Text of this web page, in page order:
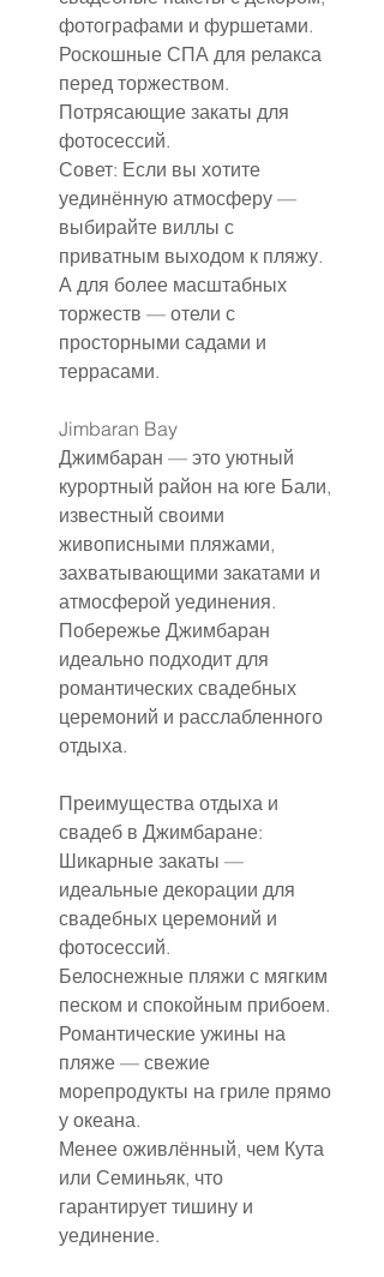
фотографами и фуршетами.
Роскошные СПА для релакса
перед торжеством.
Потрясающие закаты для
фотосессий.
Совет: Если вы хотите
уединённую атмосферу —
выбирайте виллы с
приватным выходом к пляжу.
А для более масштабных
торжеств — отели с
просторными садами и
террасами.
Jimbaran Bay
Джимбаран — это уютный
курортный район на юге Бали,
известный своими
живописными пляжами,
захватывающими закатами и
атмосферой уединения.
Побережье Джимбаран
идеально подходит для
романтических свадебных
церемоний и расслабленного
отдыха.
Преимущества отдыха и
свадеб в Джимбаране:
Шикарные закаты —
идеальные декорации для
свадебных церемоний и
фотосессий.
Белоснежные пляжи с мягким
песком и спокойным прибоем.
Романтические ужины на
пляже — свежие
морепродукты на гриле прямо
у океана.
Менее оживлённый, чем Кута
или Семиньяк, что
гарантирует тишину и
уединение.